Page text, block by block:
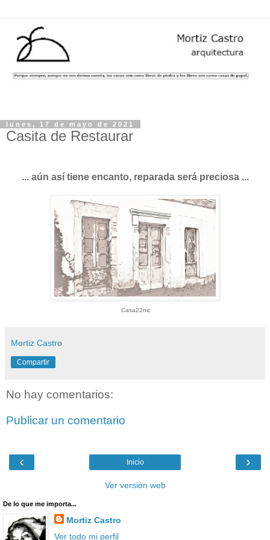
lunes, 17 de mayo de 2021
Casita de Restaurar
... aún así tiene encanto, reparada será preciosa ...
Casa22mc
Mortiz Castro
Compartir
No hay comentarios:
Publicar un comentario
‹ ›
Inicio
Ver versión web
De lo que me importa...
Mortiz Castro
Ver todo mi perfil